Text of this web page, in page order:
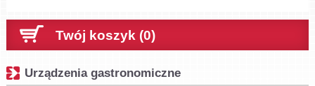
Twój koszyk (0)
Urządzenia gastronomiczne